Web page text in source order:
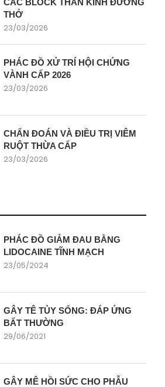
CÁC BLOCK THẦN KINH ĐƯỜNG
THỞ
23/03/2026
PHÁC ĐỒ XỬ TRÍ HỘI CHỨNG
VÀNH CẤP 2026
23/03/2026
CHẨN ĐOÁN VÀ ĐIỀU TRỊ VIÊM
RUỘT THỪA CẤP
23/03/2026
PHÁC ĐỒ GIẢM ĐAU BẰNG
LIDOCAINE TĨNH MẠCH
23/05/2024
GÂY TÊ TỦY SỐNG: ĐÁP ỨNG
BẤT THƯỜNG
29/06/2021
GÂY MÊ HỒI SỨC CHO PHẪU